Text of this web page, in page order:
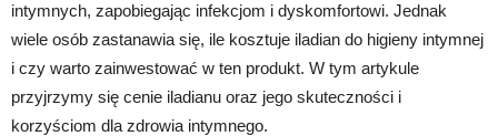
intymnych, zapobiegając infekcjom i dyskomfortowi. Jednak
wiele osób zastanawia się, ile kosztuje iladian do higieny intymnej
i czy warto zainwestować w ten produkt. W tym artykule
przyjrzymy się cenie iladianu oraz jego skuteczności i
korzyściom dla zdrowia intymnego.